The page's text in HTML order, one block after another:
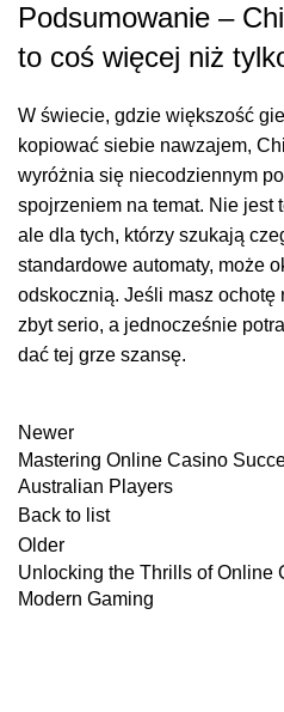
Podsumowanie –
to coś więcej niż
W świecie, gdzie większość
kopiować siebie nawzajem,
wyróżnia się niecodziennym
spojrzeniem na temat. Nie jest
ale dla tych, którzy szukają
standardowe automaty, może
odskocznią. Jeśli masz ochotę
zbyt serio, a jednocześnie
dać tej grze szansę.
Newer
Mastering Online Casino
Australian Players
Back to list
Older
Unlocking the Thrills of Online
Modern Gaming